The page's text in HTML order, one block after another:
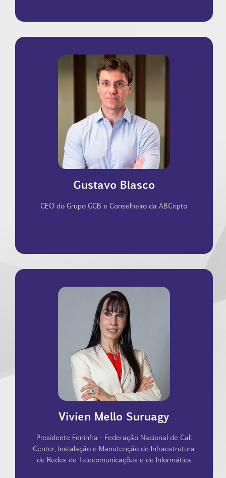
Gustavo Blasco
CEO do Grupo GCB e Conselheiro da ABCripto
Economista, Gestor de Recursos, Fundador do
Grupo GCB e das fintechs Adiante e PeerBr. É
também conselheiro da ABCripto, a maior
associação de criptoeconomia do país, e do ILM
(Instituto do Livre Mercado)
Vivien Mello Suruagy
Presidente Feninfra - Federação Nacional de Call
Center, Instalação e Manutenção de Infraestrutura
de Redes de Telecomunicações e de Informática
Graduada e pós-graduada em engenharia civil
pela UFRJ (Universidade Federal do Rio de
Janeiro). Presidente da FENINFRA. Vice-presidente
da Confederação Nacional da Tecnologia da
Informação e Comunicação - CONTIC. Vice-
presidente da Central Brasileira do Setor de
Serviços - CEBRASSE.